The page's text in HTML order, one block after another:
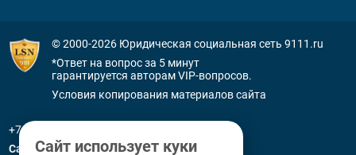
© 2000-2026 Юридическая социальная сеть 9111.ru
*Ответ на вопрос за 5 минут
гарантируется авторам VIP-вопросов.
Условия копирования материалов сайта
+7 (800) 505-91-11
Санкт-Петербург
Сайт использует куки